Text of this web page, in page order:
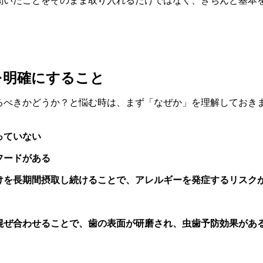
確にすること
きかどうか？と悩む時は、まず「なぜか」を理解しておき
ていない
ードがある
長期間摂取し続けることで、アレルギーを発症するリスク
合わせることで、歯の表面が研磨され、虫歯予防効果があ